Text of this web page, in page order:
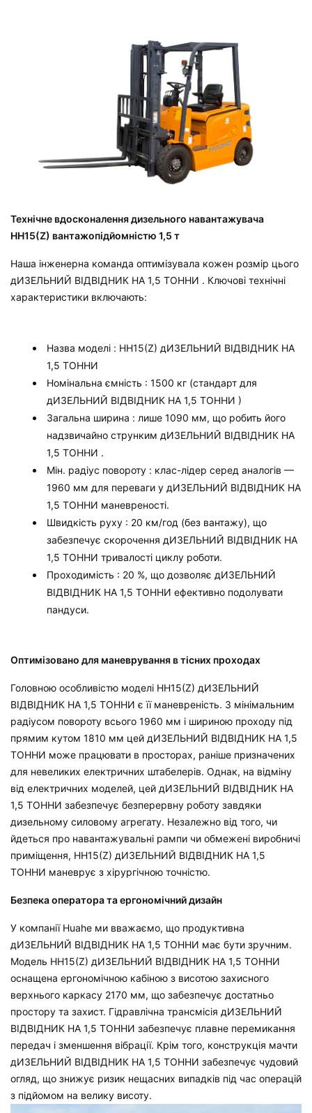
Технічне вдосконалення дизельного навантажувача
HH15(Z) вантажопідйомністю 1,5 т
Наша інженерна команда оптимізувала кожен розмір цього
дИЗЕЛЬНИЙ ВІДВІДНИК НА 1,5 ТОННИ . Ключові технічні
характеристики включають:
Назва моделі : HH15(Z) дИЗЕЛЬНИЙ ВІДВІДНИК НА
1,5 ТОННИ
Номінальна ємність : 1500 кг (стандарт для
дИЗЕЛЬНИЙ ВІДВІДНИК НА 1,5 ТОННИ )
Загальна ширина : лише 1090 мм, що робить його
надзвичайно струнким дИЗЕЛЬНИЙ ВІДВІДНИК НА
1,5 ТОННИ .
Мін. радіус повороту : клас-лідер серед аналогів —
1960 мм для переваги у дИЗЕЛЬНИЙ ВІДВІДНИК НА
1,5 ТОННИ маневреності.
Швидкість руху : 20 км/год (без вантажу), що
забезпечує скорочення дИЗЕЛЬНИЙ ВІДВІДНИК НА
1,5 ТОННИ тривалості циклу роботи.
Проходимість : 20 %, що дозволяє дИЗЕЛЬНИЙ
ВІДВІДНИК НА 1,5 ТОННИ ефективно подолувати
пандуси.
Оптимізовано для маневрування в тісних проходах
Головною особливістю моделі HH15(Z) дИЗЕЛЬНИЙ
ВІДВІДНИК НА 1,5 ТОННИ є її маневреність. З мінімальним
радіусом повороту всього 1960 мм і шириною проходу під
прямим кутом 1810 мм цей дИЗЕЛЬНИЙ ВІДВІДНИК НА 1,5
ТОННИ може працювати в просторах, раніше призначених
для невеликих електричних штабелерів. Однак, на відміну
від електричних моделей, цей дИЗЕЛЬНИЙ ВІДВІДНИК НА
1,5 ТОННИ забезпечує безперервну роботу завдяки
дизельному силовому агрегату. Незалежно від того, чи
йдеться про навантажувальні рампи чи обмежені виробничі
приміщення, HH15(Z) дИЗЕЛЬНИЙ ВІДВІДНИК НА 1,5
ТОННИ маневрує з хірургічною точністю.
Безпека оператора та ергономічний дизайн
У компанії Huahe ми вважаємо, що продуктивна
дИЗЕЛЬНИЙ ВІДВІДНИК НА 1,5 ТОННИ має бути зручним.
Модель HH15(Z) дИЗЕЛЬНИЙ ВІДВІДНИК НА 1,5 ТОННИ
оснащена ергономічною кабіною з висотою захисного
верхнього каркасу 2170 мм, що забезпечує достатньо
простору та захист. Гідравлічна трансмісія дИЗЕЛЬНИЙ
ВІДВІДНИК НА 1,5 ТОННИ забезпечує плавне перемикання
передач і зменшення вібрації. Крім того, конструкція мачти
дИЗЕЛЬНИЙ ВІДВІДНИК НА 1,5 ТОННИ забезпечує чудовий
огляд, що знижує ризик нещасних випадків під час операцій
з підйомом на велику висоту.